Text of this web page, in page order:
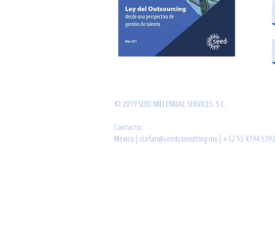
© 2019 SEED MILLENNIAL SERVICES, S.C.
Contacto:
México | stefan@seedconsulting.mx | +52 55 4194 5393